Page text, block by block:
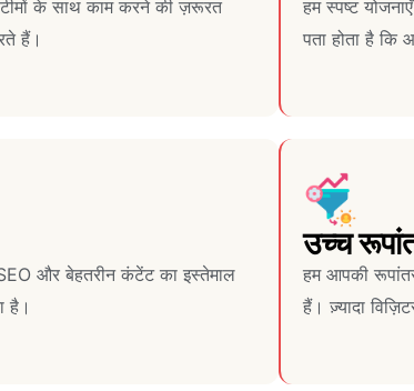
के साथ काम करने की ज़रूरत
हैं।
हम स्पष्ट
पता होता है कि
और बेहतरीन कंटेंट का इस्तेमाल
है।
उच्च
हम आपकी
हैं। ज़्यादा